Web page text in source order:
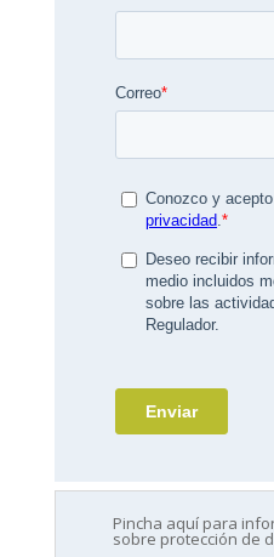
Pincha aquí para
sobre protección de